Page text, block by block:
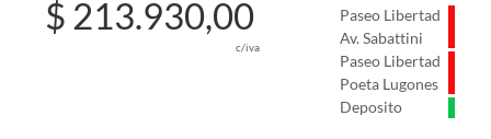
Paseo Libertad
Av. Sabattini
Paseo Libertad
Poeta Lugones
Deposito
$ 213.930,00
c/iva